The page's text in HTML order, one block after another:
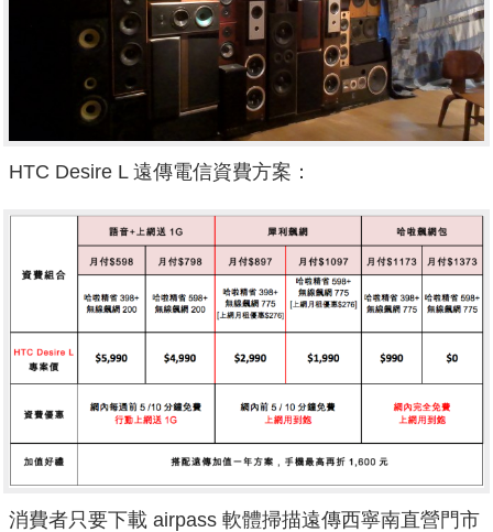
HTC Desire L 遠傳電信資費方案：
消費者只要下載 airpass 軟體掃描遠傳西寧南直營門市